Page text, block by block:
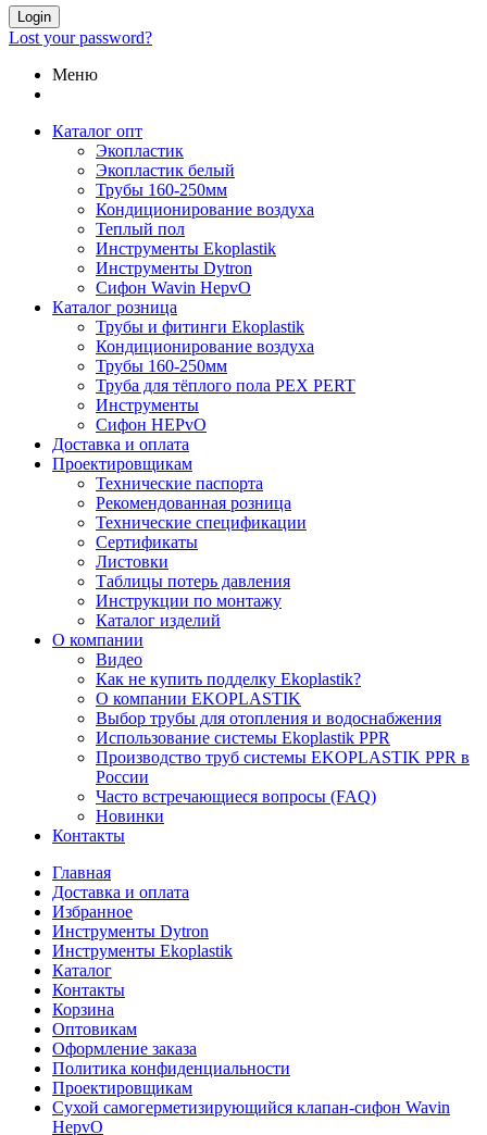
Login
Lost your password?
Меню
Каталог опт
Экопластик
Экопластик белый
Трубы 160-250мм
Кондиционирование воздуха
Теплый пол
Инструменты Ekoplastik
Инструменты Dytron
Сифон Wavin HepvO
Каталог розница
Трубы и фитинги Ekoplastik
Кондиционирование воздуха
Трубы 160-250мм
Труба для тёплого пола PEX PERT
Инструменты
Сифон HEPvO
Доставка и оплата
Проектировщикам
Технические паспорта
Рекомендованная розница
Технические спецификации
Сертификаты
Листовки
Таблицы потерь давления
Инструкции по монтажу
Каталог изделий
О компании
Видео
Как не купить подделку Ekoplastik?
О компании EKOPLASTIK
Выбор трубы для отопления и водоснабжения
Использование системы Ekoplastik PPR
Производство труб системы EKOPLASTIK PPR в
России
Часто встречающиеся вопросы (FAQ)
Новинки
Контакты
Главная
Доставка и оплата
Избранное
Инструменты Dytron
Инструменты Ekoplastik
Каталог
Контакты
Корзина
Оптовикам
Оформление заказа
Политика конфиденциальности
Проектировщикам
Сухой самогерметизирующийся клапан-сифон Wavin
HepvO